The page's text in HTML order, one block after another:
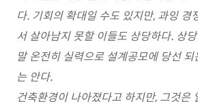
다. 기회의 확대일 수도 있지만, 과잉 경
서 살아남지 못할 이들도 상당하다. 상
말 온전히 실력으로 설계공모에 당선
는 안다.
건축환경이 나아졌다고 하지만, 그것은